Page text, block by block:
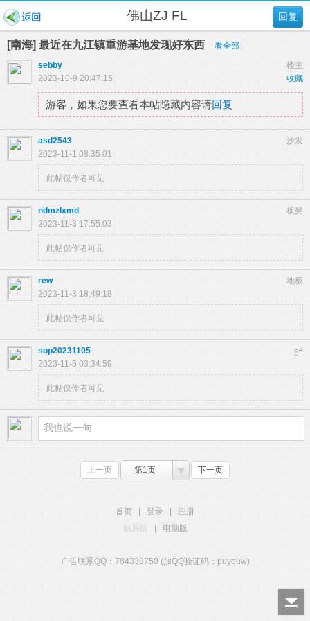
回复
佛山ZJ FL
[南海] 最近在九江镇重游基地发现好东西
看全部
楼主
sebby
收藏
2023-10-9 20:47:15
游客，如果您要查看本帖隐藏内容请回复
沙发
asd2543
2023-11-1 08:35:01
此帖仅作者可见
板凳
ndmzlxmd
2023-11-3 17:55:03
此帖仅作者可见
地板
rew
2023-11-3 18:49:18
此帖仅作者可见
5#
sop20231105
2023-11-5 03:34:59
此帖仅作者可见
上一页 第1页 下一页
首页 登录
注册
触屏版
电脑版
广告联系QQ：784338750 (加QQ验证码：puyouw)